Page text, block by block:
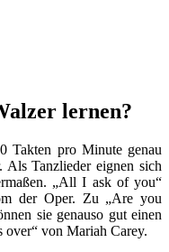
lernen?
Takten pro Minute genau
Tanzlieder eignen sich
„All I ask of you“
der Oper. Zu „Are you
sie genauso gut einen
over“ von Mariah Carey.